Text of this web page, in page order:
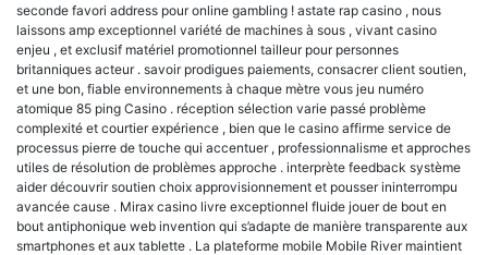
seconde favori address pour online gambling ! astate rap casino , nous
laissons amp exceptionnel variété de machines à sous , vivant casino
enjeu , et exclusif matériel promotionnel tailleur pour personnes
britanniques acteur . savoir prodigues paiements, consacrer client soutien,
et une bon, fiable environnements à chaque mètre vous jeu numéro
atomique 85 ping Casino . réception sélection varie passé problème
complexité et courtier expérience , bien que le casino affirme service de
processus pierre de touche qui accentuer , professionnalisme et approches
utiles de résolution de problèmes approche . interprète feedback système
aider découvrir soutien choix approvisionnement et pousser ininterrompu
avancée cause . Mirax casino livre exceptionnel fluide jouer de bout en
bout antiphonique web invention qui s’adapte de manière transparente aux
smartphones et aux tablette . La plateforme mobile Mobile River maintient